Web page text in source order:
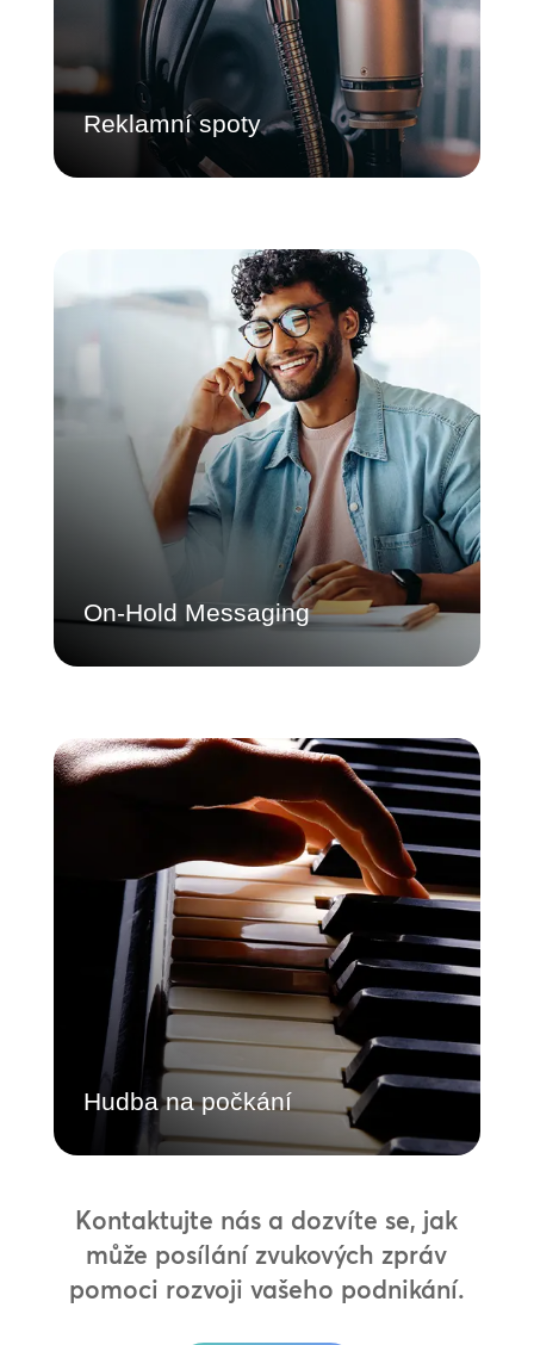
Reklamní spoty
Dozvědět se více
On-Hold Messaging
On-Hold Messaging
Poskytněte konzistentní sdělení o značce,
abyste snížili počet opuštěných hovorů na
každém místě. Centrálně spravovaný
obsah zajišťuje shodu s předpisy a
jednotný zážitek z volání.
Dozvědět se více
Hudba na počkání
Hudba na počkání
Posilte své značkové sdělení pomocí naší
knihovny licencovaných hudebních
skladeb určených pro obchodní použití.
Zkraťte vnímanou dobu čekání a zároveň
prezentujte jedinečný zvuk své značky.
Dozvědět se více
Kontaktujte nás a dozvíte se, jak
může posílání zvukových zpráv
pomoci rozvoji vašeho podnikání.